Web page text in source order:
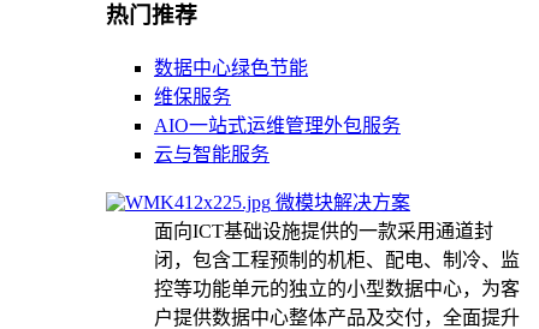
热门推荐
数据中心绿色节能
维保服务
AIO一站式运维管理外包服务
云与智能服务
微模块解决方案
面向ICT基础设施提供的一款采用通道封
闭，包含工程预制的机柜、配电、制冷、监
控等功能单元的独立的小型数据中心，为客
户提供数据中心整体产品及交付，全面提升